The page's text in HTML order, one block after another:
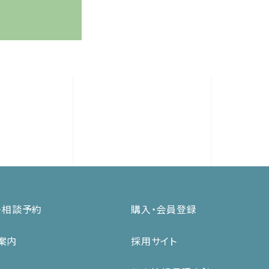
相談予約
内
購入・会員登録
採用サイト